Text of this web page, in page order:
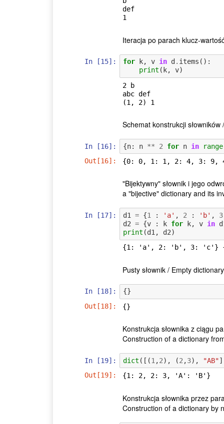
def
Iteracja po parach klucz-
In [15]: for k, v in d . items ():
print ( k, v)
2 b
abc def
Schemat konstrukcji
In [16]: {n: n ** 2 for n in range
Out[16]:
{0: 0, 1: 1, 2: 4, 3: 9,
"Bijektywny" słownik i jego
a "bijective" dictionary and its
In [17]: d1 = {1 : 'a' , 2 : 'b' ,
3
d2 = {v : k for k, v in
print (d1 , d2)
Pusty słownik / Empty
In [18]:
{}
Out[18]:
{}
Konstrukcja słownika z ciągu
Construction of a dictionary
In [19]: dict ([(1 ,2), (2 ,3), "AB"
Out[19]:
{1: 2, 2: 3, 'A': 'B'}
Konstrukcja słownika przez
Construction of a dictionary by